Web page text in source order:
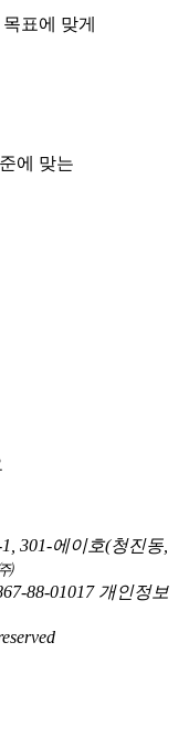
표에 맞게
에 맞는
301-에이호(청진동,
88-01017 개인정보